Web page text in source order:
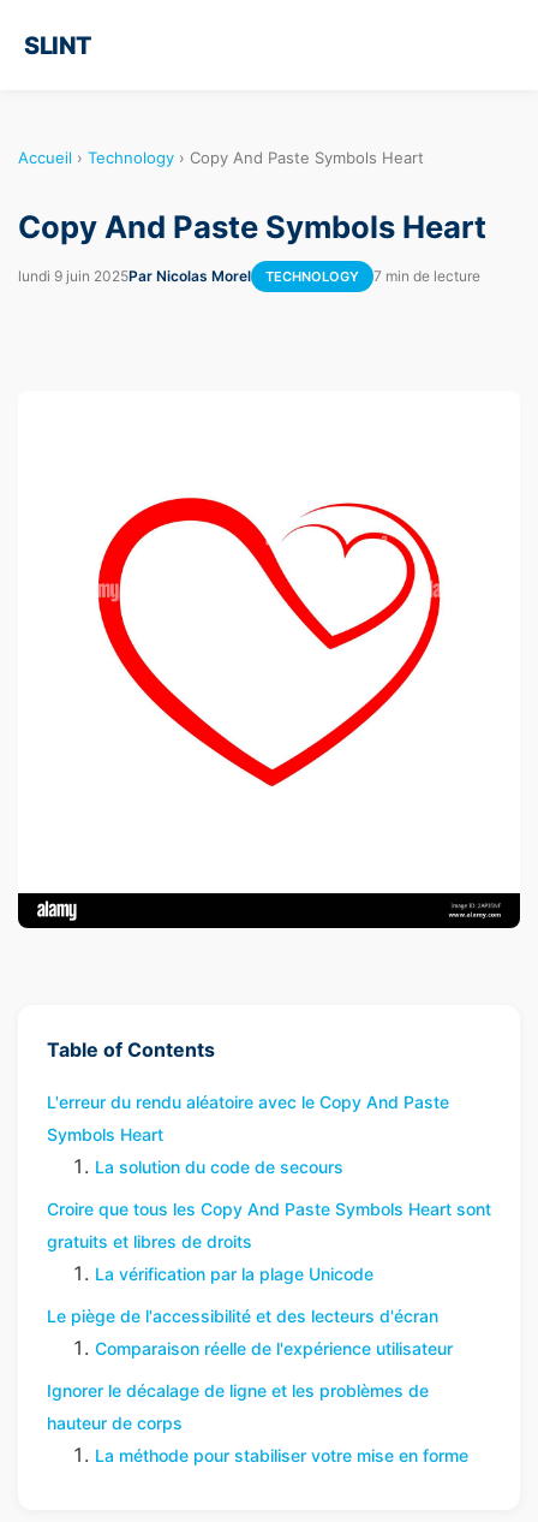
SLINT
Accueil › Technology › Copy And Paste Symbols Heart
Copy And Paste Symbols Heart
lundi 9 juin 2025Par Nicolas Morel TECHNOLOGY 7 min de lecture
Table of Contents
L'erreur du rendu aléatoire avec le Copy And Paste
Symbols Heart
La solution du code de secours
Croire que tous les Copy And Paste Symbols Heart sont
gratuits et libres de droits
La vérification par la plage Unicode
Le piège de l'accessibilité et des lecteurs d'écran
Comparaison réelle de l'expérience utilisateur
Ignorer le décalage de ligne et les problèmes de
hauteur de corps
La méthode pour stabiliser votre mise en forme